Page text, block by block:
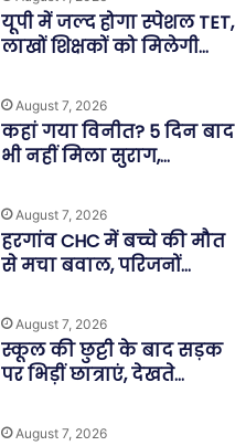
यूपी में जल्द होगा स्पेशल TET,
लाखों शिक्षकों को मिलेगी…
August 7, 2026
कहां गया विनीत? 5 दिन बाद
भी नहीं मिला सुराग,…
August 7, 2026
हरगांव CHC में बच्चे की मौत
से मचा बवाल, परिजनों…
August 7, 2026
स्कूल की छुट्टी के बाद सड़क
पर भिड़ीं छात्राएं, देखते…
August 7, 2026